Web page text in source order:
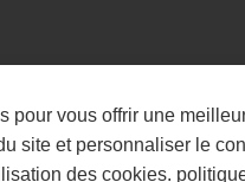
pour vous offrir une
site et personnaliser le
des cookies.